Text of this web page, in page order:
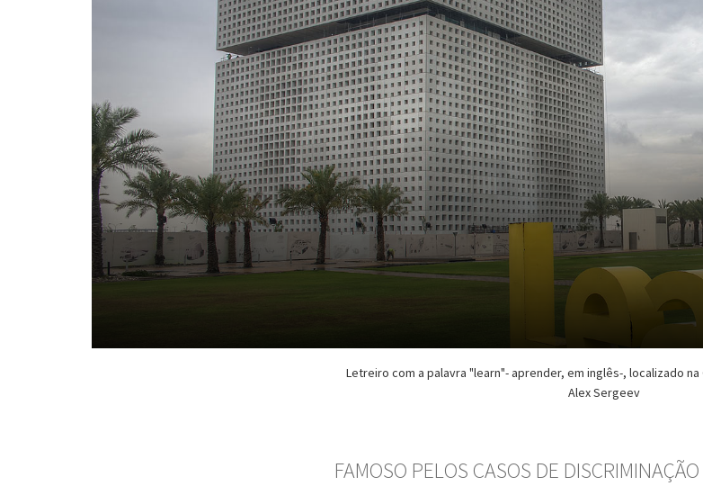
Letreiro com a palavra "learn"- aprender, em inglês-, localizado na
Alex Sergeev
FAMOSO PELOS CASOS DE